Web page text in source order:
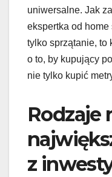
uniwersalne. Jak
ekspertka od home
tylko sprzątanie, to
o to, by kupujący
nie tylko kupić
Rodzaje
z